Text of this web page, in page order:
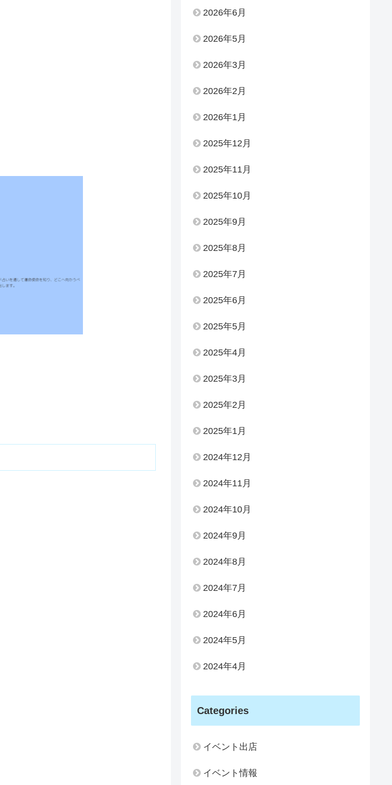
2026年6月
2026年5月
2026年3月
2026年2月
2026年1月
2025年12月
2025年11月
2025年10月
2025年9月
2025年8月
2025年7月
2025年6月
2025年5月
2025年4月
2025年3月
2025年2月
2025年1月
2024年12月
2024年11月
2024年10月
2024年9月
2024年8月
2024年7月
2024年6月
2024年5月
2024年4月
Categories
イベント出店
イベント情報